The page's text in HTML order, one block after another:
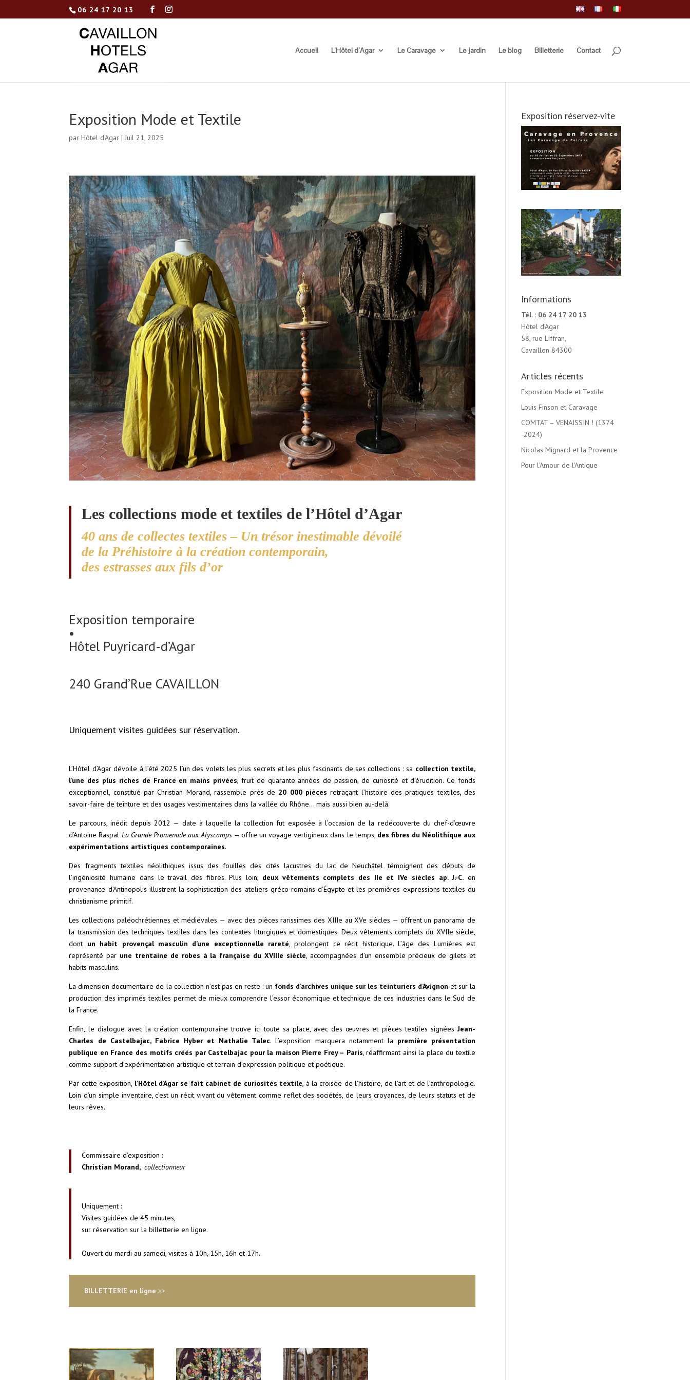
06 24 17 20 13
Accueil L’Hôtel d’Agar Le Caravage Le jardin Le blog Billetterie Contact
Exposition Mode et Textile
parHôtel d'Agar |Juil 21, 2025
Les collections mode et textiles de l’Hôtel d’Agar
40 ans de collectes textiles – Un trésor inestimable dévoilé
de la Préhistoire à la création contemporain,
des estrasses aux fils d’or
Exposition temporaire
•
Hôtel Puyricard-d’Agar
240 Grand’Rue CAVAILLON
Uniquement visites guidées sur réservation.
L’Hôtel d’Agar dévoile à l’été 2025 l’un des volets les plus secrets et les plus fascinants de ses collections : sa collection textile,
l’une des plus riches de France en mains privées, fruit de quarante années de passion, de curiosité et d’érudition. Ce fonds
exceptionnel, constitué par Christian Morand, rassemble près de 20 000 pièces retraçant l’histoire des pratiques textiles, des
savoir-faire de teinture et des usages vestimentaires dans la vallée du Rhône… mais aussi bien au-delà.
Le parcours, inédit depuis 2012 — date à laquelle la collection fut exposée à l’occasion de la redécouverte du chef-d’œuvre
d’Antoine Raspal La Grande Promenade aux Alyscamps— offre un voyage vertigineux dans le temps, des fibres du Néolithique aux
expérimentations artistiques contemporaines.
Des fragments textiles néolithiques issus des fouilles des cités lacustres du lac de Neuchâtel témoignent des débuts de
l’ingéniosité humaine dans le travail des fibres. Plus loin, deux vêtements complets des IIe et IVe siècles ap. J.-C. en
provenance d’Antinopolis illustrent la sophistication des ateliers gréco-romains d’Égypte et les premières expressions textiles du
christianisme primitif.
Les collections paléochrétiennes et médiévales — avec des pièces rarissimes des XIIIe au XVe siècles — offrent un panorama de
la transmission des techniques textiles dans les contextes liturgiques et domestiques. Deux vêtements complets du XVIIe siècle,
dont un habit provençal masculin d’une exceptionnelle rareté, prolongent ce récit historique. L’âge des Lumières est
représenté par une trentaine de robes à la française du XVIIIe siècle, accompagnées d’un ensemble précieux de gilets et
habits masculins.
La dimension documentaire de la collection n’est pas en reste : un fonds d’archives unique sur les teinturiers d’Avignon et sur la
production des imprimés textiles permet de mieux comprendre l’essor économique et technique de ces industries dans le Sud de
la France.
Enfin, le dialogue avec la création contemporaine trouve ici toute sa place, avec des œuvres et pièces textiles signéesJean-
Charles de Castelbajac, Fabrice Hyber et Nathalie Talec. L’exposition marquera notamment la première présentation
publique en France des motifs créés par Castelbajac pour la maison Pierre Frey – Paris, réaffirmant ainsi la place du textile
comme support d’expérimentation artistique et terrain d’expression politique et poétique.
Par cette exposition, l’Hôtel d’Agar se fait cabinet de curiosités textile, à la croisée de l’histoire, de l’art et de l’anthropologie.
Loin d’un simple inventaire, c’est un récit vivant du vêtement comme reflet des sociétés, de leurs croyances, de leurs statuts et de
leurs rêves.
Commissaire d’exposition :
Christian Morand,collectionneur
Uniquement :
Visites guidées de 45 minutes,
sur réservation sur la billetterie en ligne.
Ouvert du mardi au samedi, visites à 10h, 15h, 16h et 17h.
BILLETTERIE en ligne >>
Exposition réservez-vite
Informations
Tél. : 06 24 17 20 13
Hôtel d’Agar
58, rue Liffran,
Cavaillon 84300
Articles récents
Exposition Mode et Textile
Louis Finson et Caravage
COMTAT – VENAISSIN ! (1374
-2024)
Nicolas Mignard et la Provence
Pour l’Amour de l’Antique